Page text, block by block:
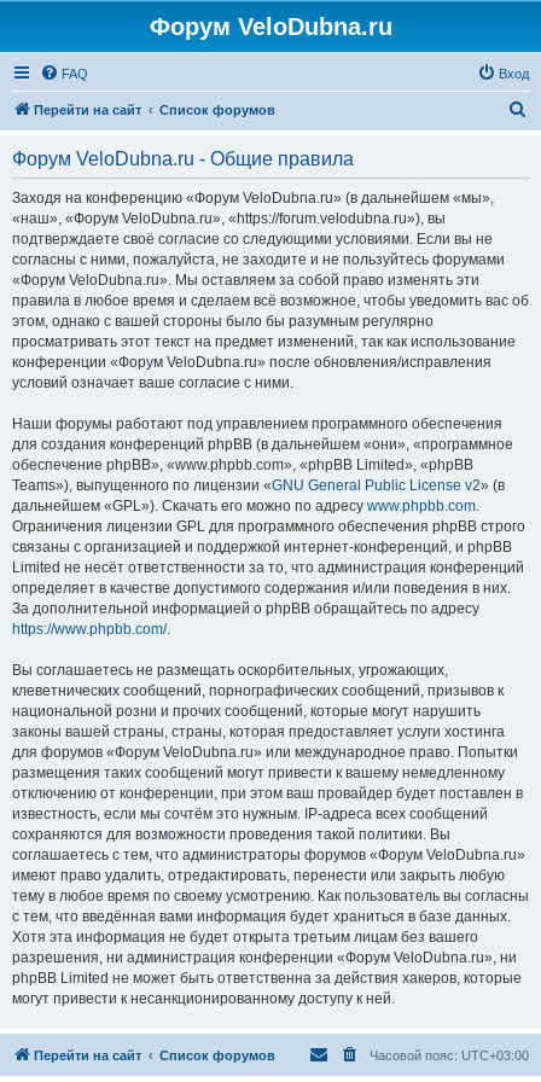
Форум VeloDubna.ru
FAQ Вход
Перейти на сайт Список форумов
Форум VeloDubna.ru - Общие правила
Заходя на конференцию «Форум VeloDubna.ru» (в дальнейшем «мы»,
«наш», «Форум VeloDubna.ru», «https://forum.velodubna.ru»), вы
подтверждаете своё согласие со следующими условиями. Если вы не
согласны с ними, пожалуйста, не заходите и не пользуйтесь форумами
«Форум VeloDubna.ru». Мы оставляем за собой право изменять эти
правила в любое время и сделаем всё возможное, чтобы уведомить вас об
этом, однако с вашей стороны было бы разумным регулярно
просматривать этот текст на предмет изменений, так как использование
конференции «Форум VeloDubna.ru» после обновления/исправления
условий означает ваше согласие с ними.
Наши форумы работают под управлением программного обеспечения
для создания конференций phpBB (в дальнейшем «они», «программное
обеспечение phpBB», «www.phpbb.com», «phpBB Limited», «phpBB
Teams»), выпущенного по лицензии «GNU General Public License v2» (в
дальнейшем «GPL»). Скачать его можно по адресу www.phpbb.com.
Ограничения лицензии GPL для программного обеспечения phpBB строго
связаны с организацией и поддержкой интернет-конференций, и phpBB
Limited не несёт ответственности за то, что администрация конференций
определяет в качестве допустимого содержания и/или поведения в них.
За дополнительной информацией о phpBB обращайтесь по адресу
https://www.phpbb.com/.
Вы соглашаетесь не размещать оскорбительных, угрожающих,
клеветнических сообщений, порнографических сообщений, призывов к
национальной розни и прочих сообщений, которые могут нарушить
законы вашей страны, страны, которая предоставляет услуги хостинга
для форумов «Форум VeloDubna.ru» или международное право. Попытки
размещения таких сообщений могут привести к вашему немедленному
отключению от конференции, при этом ваш провайдер будет поставлен в
известность, если мы сочтём это нужным. IP-адреса всех сообщений
сохраняются для возможности проведения такой политики. Вы
соглашаетесь с тем, что администраторы форумов «Форум VeloDubna.ru»
имеют право удалить, отредактировать, перенести или закрыть любую
тему в любое время по своему усмотрению. Как пользователь вы согласны
с тем, что введённая вами информация будет храниться в базе данных.
Хотя эта информация не будет открыта третьим лицам без вашего
разрешения, ни администрация конференции «Форум VeloDubna.ru», ни
phpBB Limited не может быть ответственна за действия хакеров, которые
могут привести к несанкционированному доступу к ней.
Перейти на сайт Список форумов Часовой пояс: UTC+03:00